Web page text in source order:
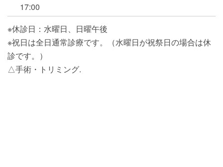
17:00
※休診日：水曜日、日曜午後
※祝日は全日通常診療です。（水曜日が祝祭日の場合は休
診です。）
△手術・トリミング.